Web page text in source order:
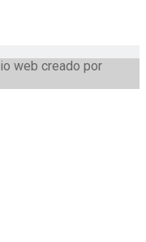
web creado por